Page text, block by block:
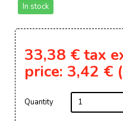
In stock
33,38 € tax
price: 3,42 €
Quantity